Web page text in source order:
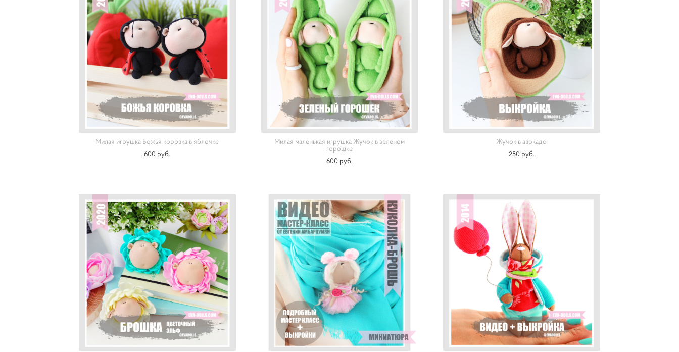
Милая игрушка Божья коровка в яблочке
600 pуб.
Милая маленькая игрушка Жучок в зеленом
горошке
600 pуб.
Жучок в авокадо
250 pуб.